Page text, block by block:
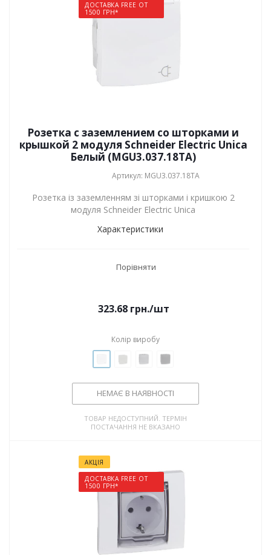
ДОСТАВКА FREE ОТ
1500 ГРН*
Розетка с заземлением со шторками и
крышкой 2 модуля Schneider Electric Unica
Белый (MGU3.037.18TA)
Артикул: MGU3.037.18TA
Розетка із заземленням зі шторками і кришкою 2
модуля Schneider Electric Unica
Характеристики
Порівняти
323.68грн./шт
Колір виробу
НЕМАЄ В НАЯВНОСТІ
ТОВАР НЕДОСТУПНИЙ. ТЕРМІН
ПОСТАЧАННЯ НЕ ВКАЗАНО
АКЦІЯ
ДОСТАВКА FREE ОТ
1500 ГРН*